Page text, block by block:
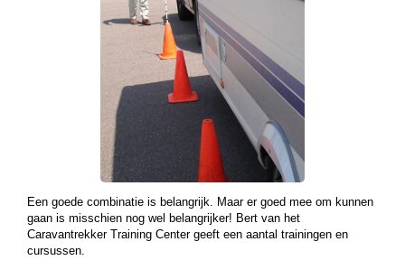
Een goede combinatie is belangrijk. Maar er goed mee om kunnen
gaan is misschien nog wel belangrijker! Bert van het
Caravantrekker Training Center geeft een aantal trainingen en
cursussen.